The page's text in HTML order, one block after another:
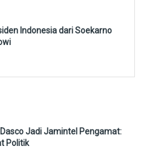
Indonesia dari Soekarno
Jadi Jamintel Pengamat:
Politik